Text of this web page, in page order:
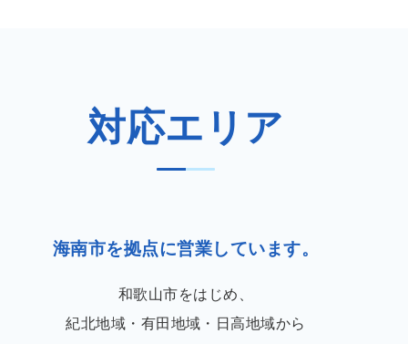
対応エリア
海南市を拠点に営業しています。
和歌山市をはじめ、
紀北地域・有田地域・日高地域から